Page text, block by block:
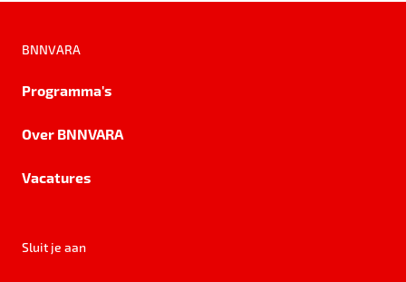
BNNVARA
Programma's
Over BNNVARA
Vacatures
Sluit je aan